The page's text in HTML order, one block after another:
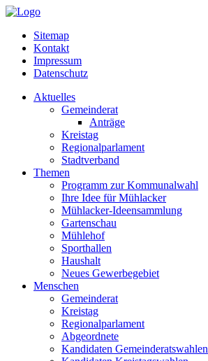
Sitemap
Kontakt
Impressum
Datenschutz
Aktuelles
Gemeinderat
Anträge
Kreistag
Regionalparlament
Stadtverband
Themen
Programm zur Kommunalwahl
Ihre Idee für Mühlacker
Mühlacker-Ideensammlung
Gartenschau
Mühlehof
Sporthallen
Haushalt
Neues Gewerbegebiet
Menschen
Gemeinderat
Kreistag
Regionalparlament
Abgeordnete
Kandidaten Gemeinderatswahlen